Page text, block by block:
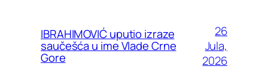
IBRAHIMOVIĆ uputio izraze
saučešća u ime Vlade Crne
Gore
26
Jula,
2026